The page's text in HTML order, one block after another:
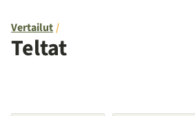
Vertailut
Teltat